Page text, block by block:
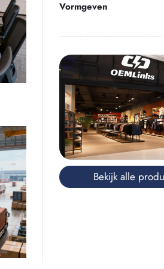
Vormgeven
Bekijk alle